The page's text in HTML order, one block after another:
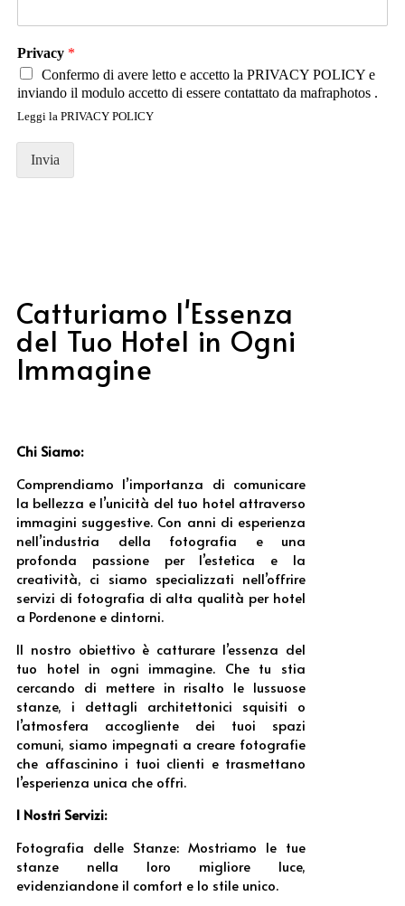
Privacy *
Confermo di avere letto e accetto la PRIVACY POLICY e
inviando il modulo accetto di essere contattato da mafraphotos .
Leggi la PRIVACY POLICY
Invia
Catturiamo l'Essenza
del Tuo Hotel in Ogni
Immagine
Chi Siamo:
Comprendiamo l’importanza di comunicare
la bellezza e l’unicità del tuo hotel attraverso
immagini suggestive. Con anni di esperienza
nell’industria della fotografia e una
profonda passione per l’estetica e la
creatività, ci siamo specializzati nell’offrire
servizi di fotografia di alta qualità per hotel
a Pordenone e dintorni.
Il nostro obiettivo è catturare l’essenza del
tuo hotel in ogni immagine. Che tu stia
cercando di mettere in risalto le lussuose
stanze, i dettagli architettonici squisiti o
l’atmosfera accogliente dei tuoi spazi
comuni, siamo impegnati a creare fotografie
che affascinino i tuoi clienti e trasmettano
l’esperienza unica che offri.
I Nostri Servizi:
Fotografia delle Stanze: Mostriamo le tue
stanze nella loro migliore luce,
evidenziandone il comfort e lo stile unico.